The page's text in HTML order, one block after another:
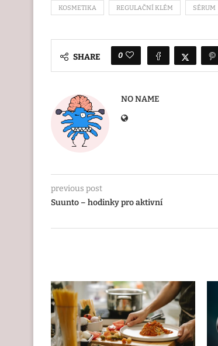
KOSMETIKA REGULAČNÍ KLÉM SÉRUM
SHARE 0
NO NAME
previous post
Suunto – hodinky pro aktivní